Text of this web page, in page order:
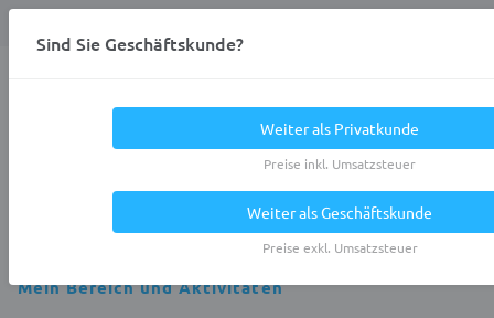
Mein Bereich und Aktivitäten
Sind Sie Geschäftskunde?
Weiter als Privatkunde
Preise inkl. Umsatzsteuer
Weiter als Geschäftskunde
Preise exkl. Umsatzsteuer